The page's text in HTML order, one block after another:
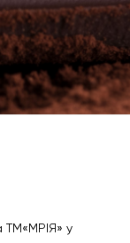
ТМ«МРІЯ» у